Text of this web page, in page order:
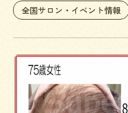
全国サロン・イベント情報